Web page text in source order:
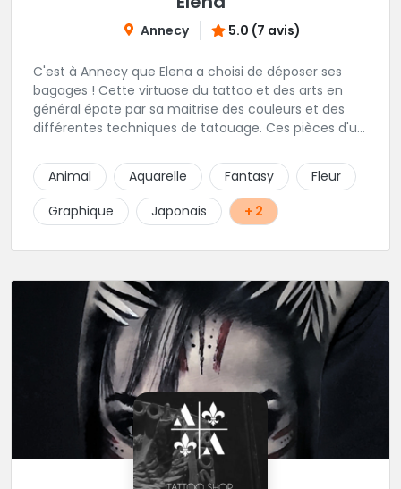
Annecy 5.0 (7 avis)
C'est à Annecy que Elena a choisi de déposer ses
bagages ! Cette virtuose du tattoo et des arts en
général épate par sa maitrise des couleurs et des
différentes techniques de tatouage. Ces pièces d'un
On vient de très loin pour se faire tatouer par cette
artiste ! N'hésitez pas à la contacter par téléphone:
0648079720 ou messages sur Instagram ou
Facebook.
Animal Aquarelle Fantasy
Fleur
Graphique
Japonais + 2